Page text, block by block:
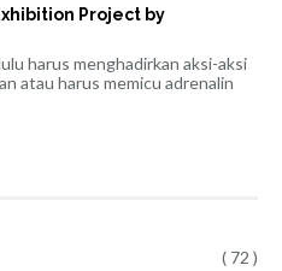
Project by
harus menghadirkan aksi-aksi
atau harus memicu adrenalin
( 72 )